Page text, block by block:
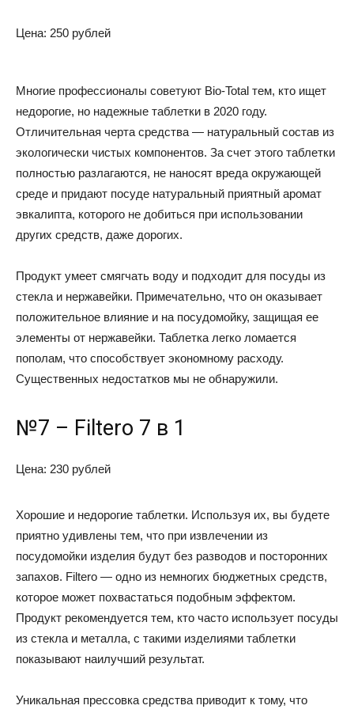
Цена: 250 рублей
Многие профессионалы советуют Bio-Total тем, кто ищет
недорогие, но надежные таблетки в 2020 году.
Отличительная черта средства — натуральный состав из
экологически чистых компонентов. За счет этого таблетки
полностью разлагаются, не наносят вреда окружающей
среде и придают посуде натуральный приятный аромат
эвкалипта, которого не добиться при использовании
других средств, даже дорогих.
Продукт умеет смягчать воду и подходит для посуды из
стекла и нержавейки. Примечательно, что он оказывает
положительное влияние и на посудомойку, защищая ее
элементы от нержавейки. Таблетка легко ломается
пополам, что способствует экономному расходу.
Существенных недостатков мы не обнаружили.
№7 – Filtero 7 в 1
Цена: 230 рублей
Хорошие и недорогие таблетки. Используя их, вы будете
приятно удивлены тем, что при извлечении из
посудомойки изделия будут без разводов и посторонних
запахов. Filtero — одно из немногих бюджетных средств,
которое может похвастаться подобным эффектом.
Продукт рекомендуется тем, кто часто использует посуды
из стекла и металла, с такими изделиями таблетки
показывают наилучший результат.
Уникальная прессовка средства приводит к тому, что